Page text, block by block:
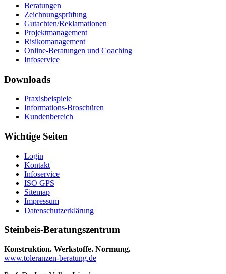
Beratungen
Zeichnungsprüfung
Gutachten/Reklamationen
Projektmanagement
Risikomanagement
Online-Beratungen und Coaching
Infoservice
Downloads
Praxisbeispiele
Informations-Broschüren
Kundenbereich
Wichtige Seiten
Login
Kontakt
Infoservice
ISO GPS
Sitemap
Impressum
Datenschutzerklärung
Steinbeis-Beratungszentrum
Konstruktion. Werkstoffe. Normung.
www.toleranzen-beratung.de